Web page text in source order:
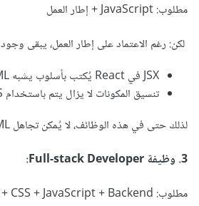
مطلوب: JavaScript + إطار العمل
لكن: رغم الاعتماد على إطار العمل، يبقى وجود HTML وCSS مهمًا لأن:
JSX في React يُكتب بأسلوب يشبه HTML.
تنسيق المكونات لا يزال يتم باستخدام CSS أو CSS-in-JS.
لذلك حتى في هذه الوظائف، لا يُمكن تجاهل HTML وCSS.
3. وظيفة Full-stack Developer:
مطلوب: HTML + CSS + JavaScript + Backend (مثلاً Node.js)